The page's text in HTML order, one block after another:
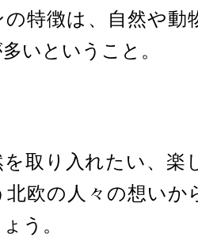
特徴は、自然や動
いということ。
取り入れたい、楽
北欧の人々の想いか
う。